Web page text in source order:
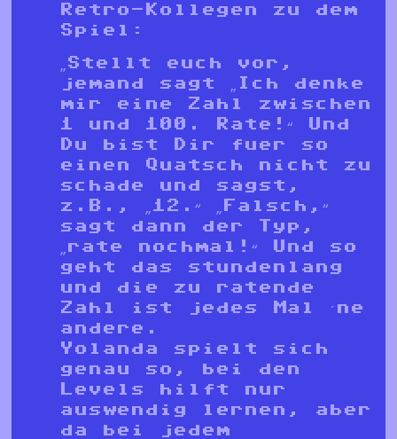
Retro-Kollegen zu dem
Spiel:
„Stellt euch vor,
jemand sagt „Ich denke
mir eine Zahl zwischen
1 und 100. Rate!“ Und
Du bist Dir fuer so
einen Quatsch nicht zu
schade und sagst,
z.B., „12.“ „Falsch,“
sagt dann der Typ,
„rate nochmal!“ Und so
geht das stundenlang
und die zu ratende
Zahl ist jedes Mal ´ne
andere.
Yolanda spielt sich
genau so, bei den
Levels hilft nur
auswendig lernen, aber
da bei jedem